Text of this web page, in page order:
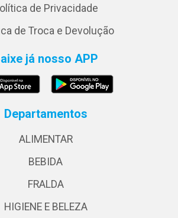
de Privacidade
de Troca e Devolução
já nosso APP
Departamentos
ALIMENTAR
BEBIDA
FRALDA
HIGIENE E BELEZA